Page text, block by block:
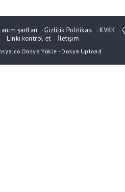
şartları - Gizlilik Politikası -KVKK -
-Linki kontrol et - İletişim
Dosya Yükle - Dosya Upload